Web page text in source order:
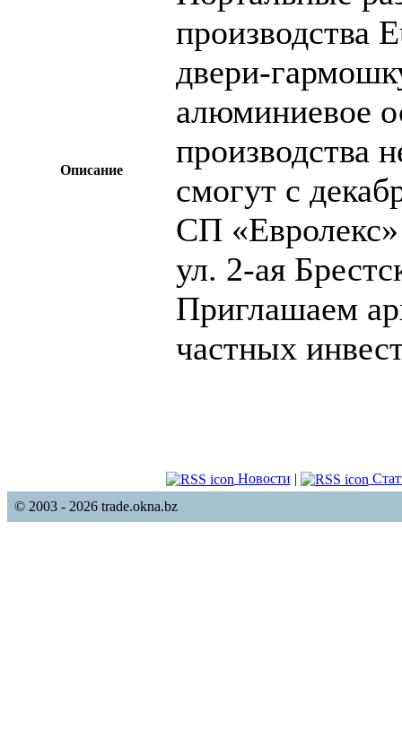
Описание
производства
двери-
алюминиевое
производства
смогут с
СП
ул. 2-ая
Приглашаем
частных
Новости |
© 2003 - 2026 trade.okna.bz